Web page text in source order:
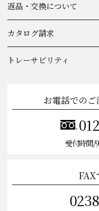
返品・交換について
カタログ請求
トレーサビリティ
お電話での
受付時間/
FAX